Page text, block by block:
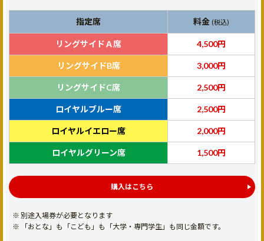
指定席 料金 (税込)
リングサイドＡ席 4,500円
リングサイドB席 3,000円
リングサイドC席 2,500円
ロイヤルブルー席 2,500円
ロイヤルイエロー席 2,000円
ロイヤルグリーン席 1,500円
購入はこちら
別途入場券が必要となります
「おとな」も「こども」も「大学・専門学生」も同じ金額です。